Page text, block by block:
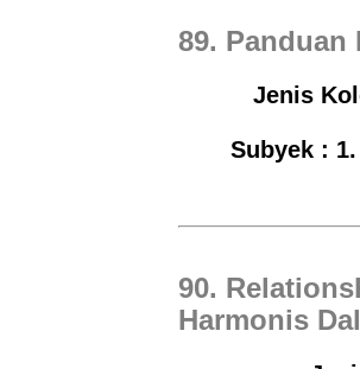
89. Panduan
Jenis
Subyek :
90.
Harmonis